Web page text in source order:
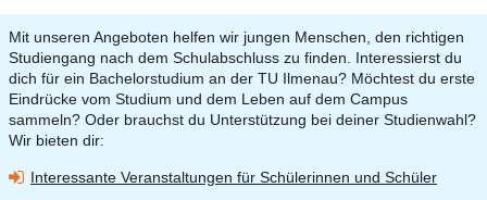
Mit unseren Angeboten helfen wir jungen Menschen, den richtigen
Studiengang nach dem Schulabschluss zu finden. Interessierst du
dich für ein Bachelorstudium an der TU Ilmenau? Möchtest du erste
Eindrücke vom Studium und dem Leben auf dem Campus
sammeln? Oder brauchst du Unterstützung bei deiner Studienwahl?
Wir bieten dir:
Interessante Veranstaltungen für Schülerinnen und Schüler